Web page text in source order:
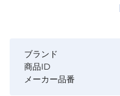
ブランド
商品ID
メーカー品番